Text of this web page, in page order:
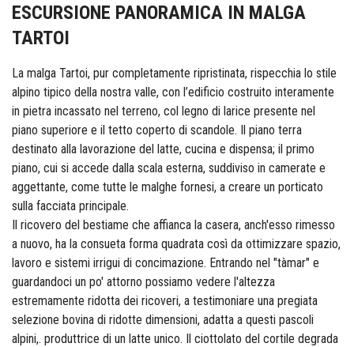
ESCURSIONE PANORAMICA IN MALGA
TARTOI
La malga Tartoi, pur completamente ripristinata, rispecchia lo stile
alpino tipico della nostra valle, con l’edificio costruito interamente
in pietra incassato nel terreno, col legno di larice presente nel
piano superiore e il tetto coperto di scandole. Il piano terra
destinato alla lavorazione del latte, cucina e dispensa; il primo
piano, cui si accede dalla scala esterna, suddiviso in camerate e
aggettante, come tutte le malghe fornesi, a creare un porticato
sulla facciata principale.
Il ricovero del bestiame che affianca la casera, anch'esso rimesso
a nuovo, ha la consueta forma quadrata così da ottimizzare spazio,
lavoro e sistemi irrigui di concimazione. Entrando nel "tàmar" e
guardandoci un po' attorno possiamo vedere l'altezza
estremamente ridotta dei ricoveri, a testimoniare una pregiata
selezione bovina di ridotte dimensioni, adatta a questi pascoli
alpini,. produttrice di un latte unico. Il ciottolato del cortile degrada